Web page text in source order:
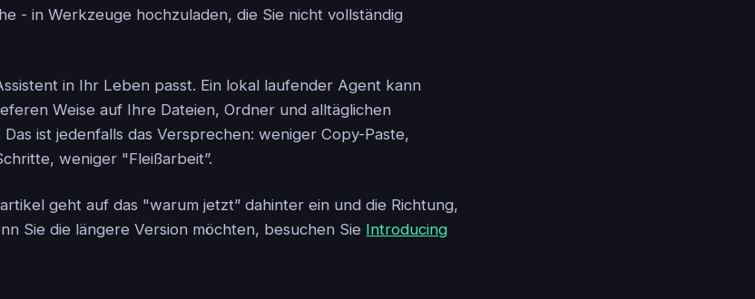
- in Werkzeuge hochzuladen, die Sie nicht vollständig
in Ihr Leben passt. Ein lokal laufender Agent kann
Weise auf Ihre Dateien, Ordner und alltäglichen
ist jedenfalls das Versprechen: weniger Copy-Paste,
weniger "Fleißarbeit”.
geht auf das "warum jetzt” dahinter ein und die Richtung,
Sie die längere Version möchten, besuchen Sie Introducing